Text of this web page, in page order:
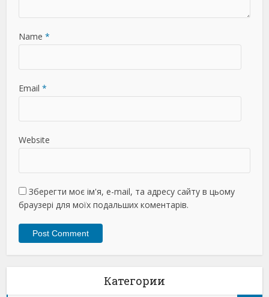
Name *
Email *
Website
Зберегти моє ім'я, e-mail, та адресу сайту в цьому
браузері для моїх подальших коментарів.
Категории